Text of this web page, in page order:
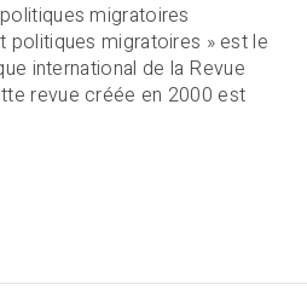
migratoires
politiques migratoires » est le
international de la Revue
revue créée en 2000 est